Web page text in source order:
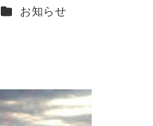
カテゴリー
お知らせ